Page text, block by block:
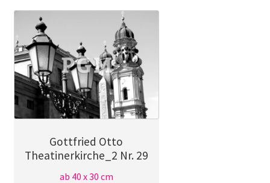
auf.
Die
Optionen
können
auf
der
Produktseite
werden
Gottfried Otto
Theatinerkirche_2 Nr. 29
ab 40 x 30 cm